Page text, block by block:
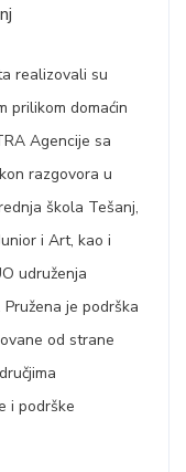
realizovali su
prilikom domaćin
Agencije sa
razgovora u
škola Tešanj,
i Art, kao i
udruženja
je podrška
od strane
i podrške